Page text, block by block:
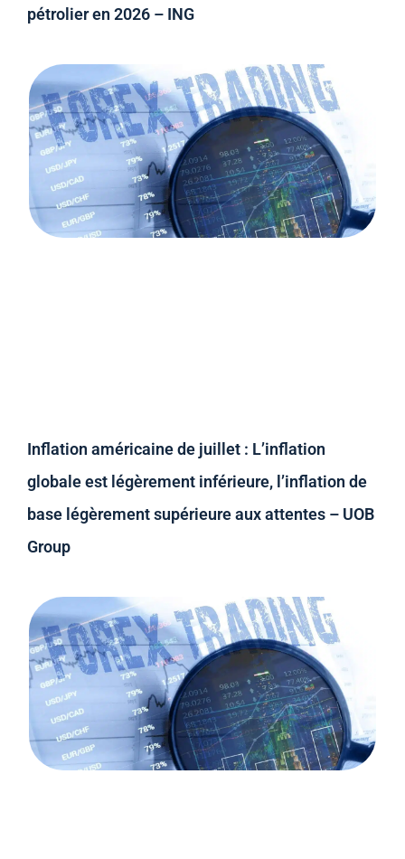
pétrolier en 2026 – ING
Inflation américaine de juillet : L’inflation
globale est légèrement inférieure, l’inflation de
base légèrement supérieure aux attentes – UOB
Group